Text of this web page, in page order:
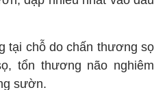
tại chỗ do chấn thương sọ
tổn thương não nghiêm
sườn.